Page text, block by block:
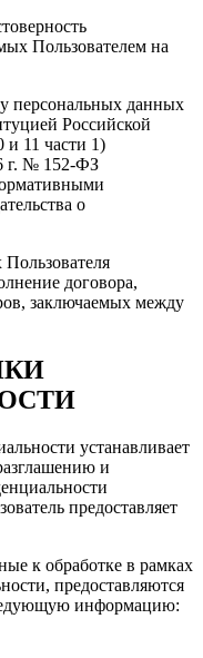
Пользователем на
персональных данных
Российской
и 11 части 1)
г. № 152-ФЗ
о
договора,
заключаемых между
устанавливает
и
предоставляет
к обработке в рамках
предоставляются
информацию: